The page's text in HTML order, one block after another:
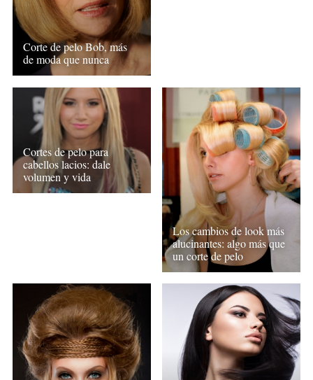
Corte de pelo Bob, más
de moda que nunca
Cortes de pelo para
cabellos lacios: dale
volumen y vida
Los cambios de look más
alucinantes: algo más que
un corte de pelo